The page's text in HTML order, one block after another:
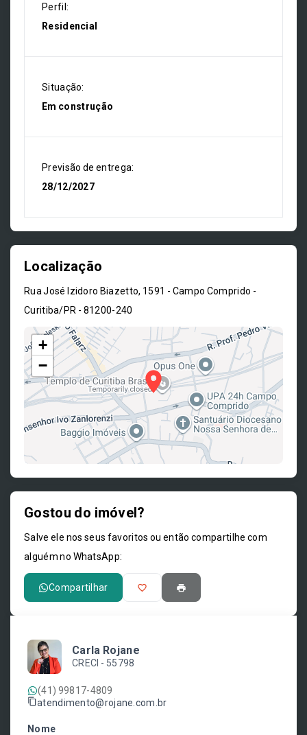
Perfil:
Residencial
Situação:
Em construção
Previsão de entrega:
28/12/2027
Localização
Rua José Izidoro Biazetto, 1591 - Campo Comprido -
Curitiba/PR - 81200-240
+
−
Gostou do imóvel?
Salve ele nos seus favoritos ou então compartilhe com
alguém no WhatsApp:
Compartilhar
Carla Rojane
CRECI - 55798
(41) 99817-4809
atendimento@rojane.com.br
Nome